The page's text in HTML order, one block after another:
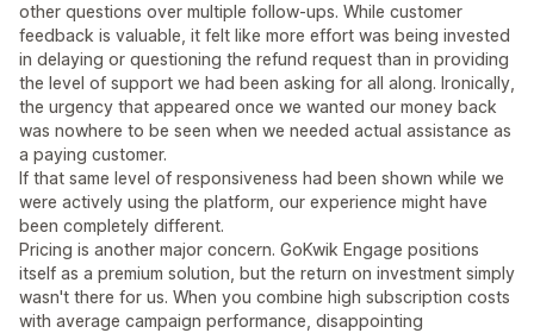
other questions over multiple follow-ups. While customer
feedback is valuable, it felt like more effort was being invested
in delaying or questioning the refund request than in providing
the level of support we had been asking for all along. Ironically,
the urgency that appeared once we wanted our money back
was nowhere to be seen when we needed actual assistance as
a paying customer.
If that same level of responsiveness had been shown while we
were actively using the platform, our experience might have
been completely different.
Pricing is another major concern. GoKwik Engage positions
itself as a premium solution, but the return on investment simply
wasn't there for us. When you combine high subscription costs
with average campaign performance, disappointing